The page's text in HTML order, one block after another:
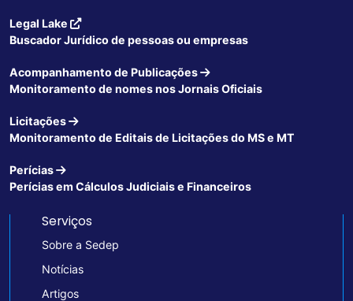
Legal Lake
Buscador Jurídico de pessoas ou empresas
Acompanhamento de Publicações
Monitoramento de nomes nos Jornais Oficiais
Licitações
Monitoramento de Editais de Licitações do MS e MT
Perícias
Perícias em Cálculos Judiciais e Financeiros
Serviços
Sobre a Sedep
Notícias
Artigos